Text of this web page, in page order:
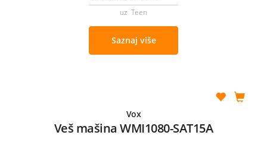
uz Teen
Saznaj više
Vox
Veš mašina WMI1080-SAT15A